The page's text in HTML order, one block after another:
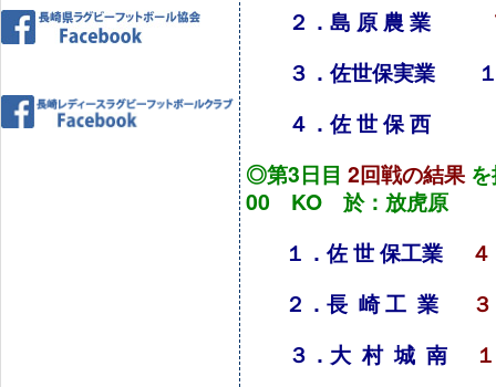
２．島 原 農 業
３．佐世保実業
４．佐 世 保
◎第3日目 2回戦の結果
00 KO 於：放虎原
１．佐 世 保工業
２．長 崎 工 業
３．大 村 城 南